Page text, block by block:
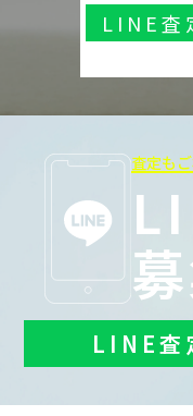
LINE査
査定も
LINE査